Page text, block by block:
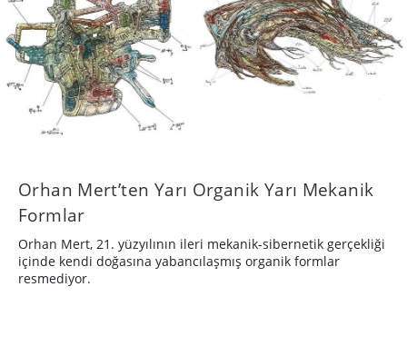
Orhan Mert’ten Yarı Organik Yarı Mekanik
Formlar
Orhan Mert, 21. yüzyılının ileri mekanik-sibernetik gerçekliği
içinde kendi doğasına yabancılaşmış organik formlar
resmediyor.